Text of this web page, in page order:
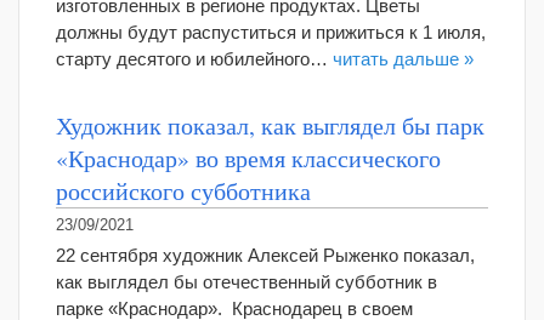
изготовленных в регионе продуктах. Цветы
должны будут распуститься и прижиться к 1 июля,
старту десятого и юбилейного… читать дальше »
Художник показал, как выглядел бы парк
«Краснодар» во время классического
российского субботника
23/09/2021
22 сентября художник Алексей Рыженко показал,
как выглядел бы отечественный субботник в
парке «Краснодар». Краснодарец в своем